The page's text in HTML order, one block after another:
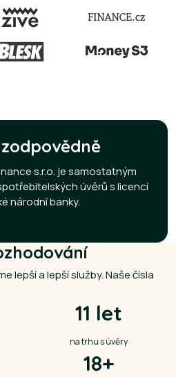
s.r.o. je samostatným
úvěrů s licencí
národní banky.
lepší a lepší služby. Naše čísla
11 let
na trhu s úvěry
18+